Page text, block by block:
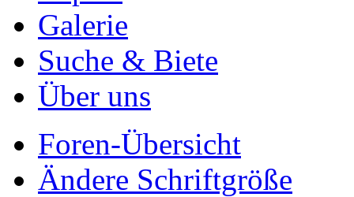
Galerie
Suche & Biete
Über uns
Foren-Übersicht
Ändere Schriftgröße